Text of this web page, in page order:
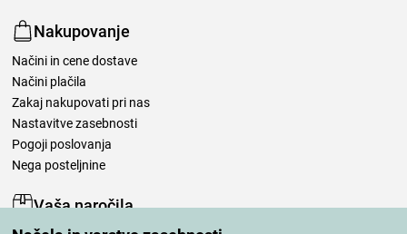
Nakupovanje
Načini in cene dostave
Načini plačila
Zakaj nakupovati pri nas
Nastavitve zasebnosti
Pogoji poslovanja
Nega posteljnine
Vaša naročila